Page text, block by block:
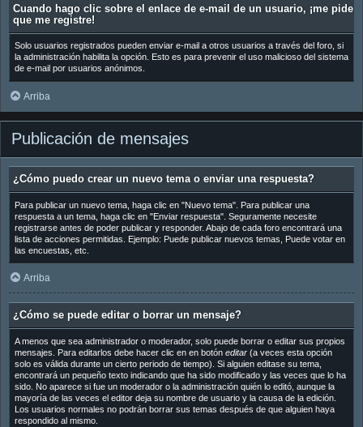
Cuando hago clic sobre el enlace de e-mail de un usuario, ¡me pide
que me registre!
Solo usuarios registrados pueden enviar e-mail a otros usuarios a través del foro, si
la administración habilita la opción. Esto es para prevenir el uso malicioso del sistema
de e-mail por usuarios anónimos.
Arriba
Publicación de mensajes
¿Cómo puedo crear un nuevo tema o enviar una respuesta?
Para publicar un nuevo tema, haga clic en "Nuevo tema". Para publicar una
respuesta a un tema, haga clic en "Enviar respuesta". Seguramente necesite
registrarse antes de poder publicar y responder. Abajo de cada foro encontrará una
lista de acciones permitidas. Ejemplo: Puede publicar nuevos temas, Puede votar en
las encuestas, etc.
Arriba
¿Cómo se puede editar o borrar un mensaje?
A menos que sea administrador o moderador, solo puede borrar o editar sus propios
mensajes. Para editarlos debe hacer clic en en botón editar(a veces esta opción
solo es válida durante un cierto periodo de tiempo). Si alguien editase su tema,
encontrará un pequeño texto indicando que ha sido modificado y las veces que lo ha
sido. No aparece si fue un moderador o la administración quién lo editó, aunque la
mayoría de las veces el editor deja su nombre de usuario y la causa de la edición.
Los usuarios normales no podrán borrar sus temas después de que alguien haya
respondido al mismo.